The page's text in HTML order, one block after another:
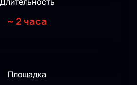
~ 2 часа
Площадка